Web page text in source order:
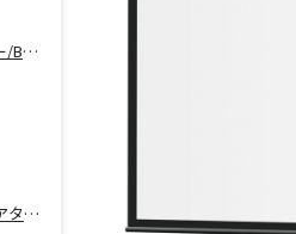
UHD BDプレーヤー/BDプレーヤー/BDレコーダー 通販
サラウンドスピーカーセット/シアターバー 通販